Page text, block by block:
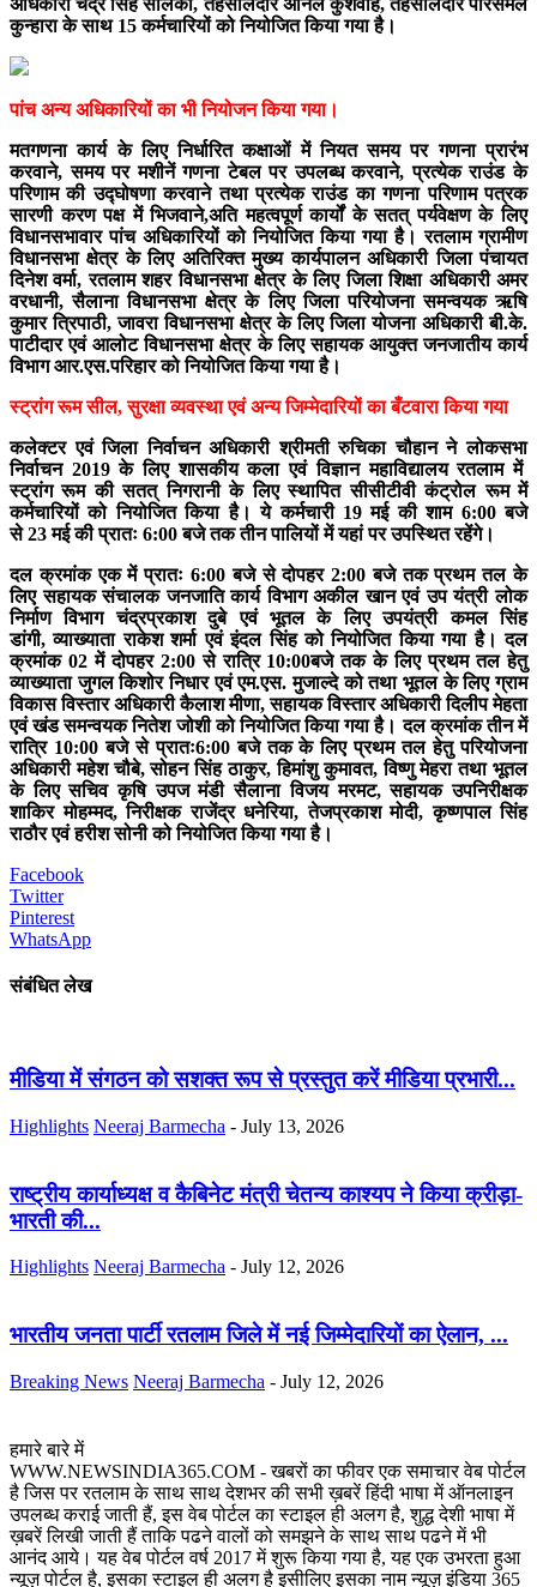
कुन्हारा के साथ 15 कर्मचारियों को नियोजित किया गया है।
पांच अन्य अधिकारियों का भी नियोजन किया गया।
मतगणना कार्य के लिए निर्धारित कक्षाओं में नियत समय पर गणना प्रारंभ
करवाने, समय पर मशीनें गणना टेबल पर उपलब्ध करवाने, प्रत्येक राउंड के
परिणाम की उद्घोषणा करवाने तथा प्रत्येक राउंड का गणना परिणाम पत्रक
सारणी करण पक्ष में भिजवाने,अति महत्वपूर्ण कार्यों के सतत् पर्यवेक्षण के लिए
विधानसभावार पांच अधिकारियों को नियोजित किया गया है। रतलाम ग्रामीण
विधानसभा क्षेत्र के लिए अतिरिक्त मुख्य कार्यपालन अधिकारी जिला पंचायत
दिनेश वर्मा, रतलाम शहर विधानसभा क्षेत्र के लिए जिला शिक्षा अधिकारी अमर
वरधानी, सैलाना विधानसभा क्षेत्र के लिए जिला परियोजना समन्वयक ऋषि
कुमार त्रिपाठी, जावरा विधानसभा क्षेत्र के लिए जिला योजना अधिकारी बी.के.
पाटीदार एवं आलोट विधानसभा क्षेत्र के लिए सहायक आयुक्त जनजातीय कार्य
विभाग आर.एस.परिहार को नियोजित किया गया है।
स्ट्रांग रूम सील, सुरक्षा व्यवस्था एवं अन्य जिम्मेदारियों का बँटवारा किया गया
कलेक्टर एवं जिला निर्वाचन अधिकारी श्रीमती रुचिका चौहान ने लोकसभा
निर्वाचन 2019 के लिए शासकीय कला एवं विज्ञान महाविद्यालय रतलाम में
स्ट्रांग रूम की सतत् निगरानी के लिए स्थापित सीसीटीवी कंट्रोल रूम में
कर्मचारियों को नियोजित किया है। ये कर्मचारी 19 मई की शाम 6:00 बजे
से 23 मई की प्रातः 6:00 बजे तक तीन पालियों में यहां पर उपस्थित रहेंगे।
दल क्रमांक एक में प्रातः 6:00 बजे से दोपहर 2:00 बजे तक प्रथम तल के
लिए सहायक संचालक जनजाति कार्य विभाग अकील खान एवं उप यंत्री लोक
निर्माण विभाग चंद्रप्रकाश दुबे एवं भूतल के लिए उपयंत्री कमल सिंह
डांगी, व्याख्याता राकेश शर्मा एवं इंदल सिंह को नियोजित किया गया है। दल
क्रमांक 02 में दोपहर 2:00 से रात्रि 10:00बजे तक के लिए प्रथम तल हेतु
व्याख्याता जुगल किशोर निधार एवं एम.एस. मुजाल्दे को तथा भूतल के लिए ग्राम
विकास विस्तार अधिकारी कैलाश मीणा, सहायक विस्तार अधिकारी दिलीप मेहता
एवं खंड समन्वयक नितेश जोशी को नियोजित किया गया है। दल क्रमांक तीन में
रात्रि 10:00 बजे से प्रातः6:00 बजे तक के लिए प्रथम तल हेतु परियोजना
अधिकारी महेश चौबे, सोहन सिंह ठाकुर, हिमांशु कुमावत, विष्णु मेहरा तथा भूतल
के लिए सचिव कृषि उपज मंडी सैलाना विजय मरमट, सहायक उपनिरीक्षक
शाकिर मोहम्मद, निरीक्षक राजेंद्र धनेरिया, तेजप्रकाश मोदी, कृष्णपाल सिंह
राठौर एवं हरीश सोनी को नियोजित किया गया है।
Facebook
Twitter
Pinterest
WhatsApp
संबंधित लेख
मीडिया में संगठन को सशक्त रूप से प्रस्तुत करें मीडिया प्रभारी...
Highlights Neeraj Barmecha - July 13, 2026
राष्ट्रीय कार्याध्यक्ष व कैबिनेट मंत्री चेतन्य काश्यप ने किया क्रीड़ा-
भारती की...
Highlights Neeraj Barmecha - July 12, 2026
भारतीय जनता पार्टी रतलाम जिले में नई जिम्मेदारियों का ऐलान, ...
Breaking News Neeraj Barmecha - July 12, 2026
हमारे बारे में
WWW.NEWSINDIA365.COM - खबरों का फीवर एक समाचार वेब पोर्टल
है जिस पर रतलाम के साथ साथ देशभर की सभी ख़बरें हिंदी भाषा में ऑनलाइन
उपलब्ध कराई जाती हैं, इस वेब पोर्टल का स्टाइल ही अलग है, शुद्ध देशी भाषा में
ख़बरें लिखी जाती हैं ताकि पढने वालों को समझने के साथ साथ पढने में भी
आनंद आये। यह वेब पोर्टल वर्ष 2017 में शुरू किया गया है, यह एक उभरता हुआ
न्यूज़ पोर्टल है, इसका स्टाइल ही अलग है इसीलिए इसका नाम न्यूज़ इंडिया 365